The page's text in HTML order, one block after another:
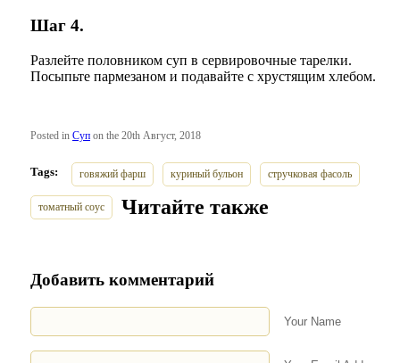
Шаг 4.
Разлейте половником суп в сервировочные тарелки.
Посыпьте пармезаном и подавайте с хрустящим хлебом.
Posted in Суп on the 20th Август, 2018
Tags: говяжий фарш куриный бульон стручковая фасоль
томатный соус Читайте также
Добавить комментарий
Your Name